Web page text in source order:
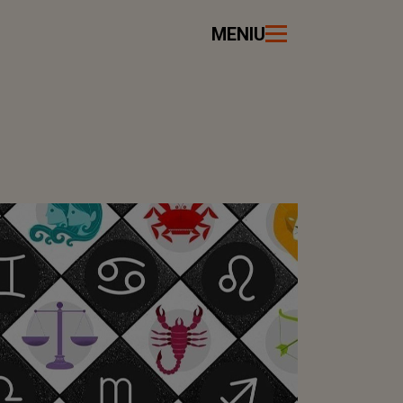
MENIU